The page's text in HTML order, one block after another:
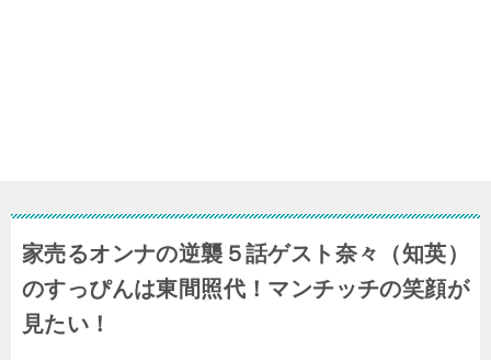
家売るオンナの逆襲５話ゲスト奈々（知英）
のすっぴんは東間照代！マンチッチの笑顔が
見たい！